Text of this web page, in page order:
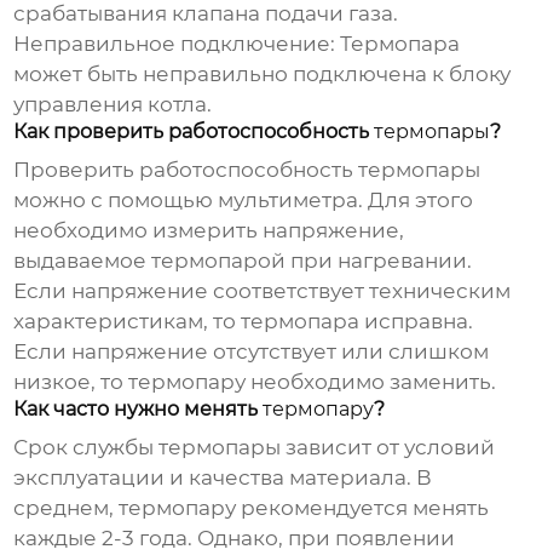
срабатывания клапана подачи газа.
Неправильное подключение: Термопара
может быть неправильно подключена к блоку
управления котла.
Как проверить работоспособностьтермопары?
Проверить работоспособностьтермопары
можно с помощью мультиметра. Для этого
необходимо измерить напряжение,
выдаваемоетермопарой при нагревании.
Если напряжение соответствует техническим
характеристикам, тотермопара исправна.
Если напряжение отсутствует или слишком
низкое, тотермопару необходимо заменить.
Как часто нужно менятьтермопару?
Срок службытермопары зависит от условий
эксплуатации и качества материала. В
среднем,термопару рекомендуется менять
каждые 2-3 года. Однако, при появлении